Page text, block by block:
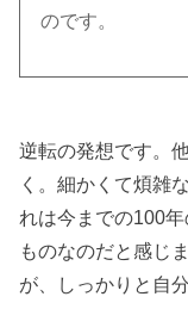
のです。
逆転の発想です。
く。細かくて煩雑
れは今までの100
ものなのだと感じ
が、しっかりと自